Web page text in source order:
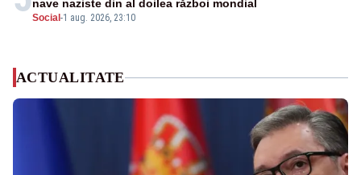
Social -1 aug. 2026, 23:10
nave naziste din al doilea război mondial
ACTUALITATE